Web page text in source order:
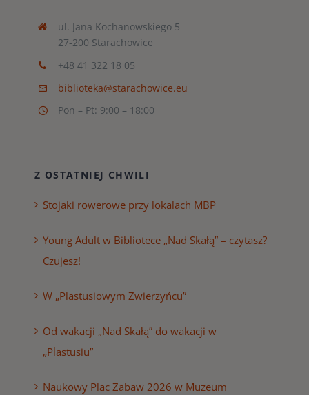
ul. Jana Kochanowskiego 5
27-200 Starachowice
+48 41 322 18 05
biblioteka@starachowice.eu
Pon – Pt: 9:00 – 18:00
Z OSTATNIEJ CHWILI
Stojaki rowerowe przy lokalach MBP
Young Adult w Bibliotece „Nad Skałą” – czytasz?
Czujesz!
W „Plastusiowym Zwierzyńcu”
Od wakacji „Nad Skałą” do wakacji w
„Plastusiu”
Naukowy Plac Zabaw 2026 w Muzeum